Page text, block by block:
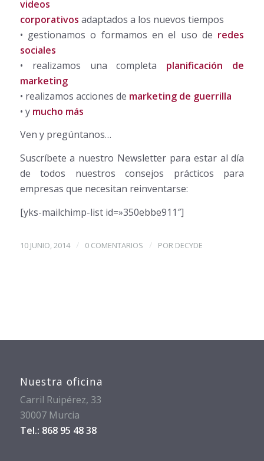
videos
corporativos adaptados a los nuevos tiempos
• gestionamos o formamos en el uso de redes
sociales
• realizamos una completa planificación de
marketing
• realizamos acciones de marketing de guerrilla
• y mucho más
Ven y pregúntanos…
Suscríbete a nuestro Newsletter para estar al día
de todos nuestros consejos prácticos para
empresas que necesitan reinventarse:
[yks-mailchimp-list id=»350ebbe911″]
10 JUNIO, 2014 / 0 COMENTARIOS / POR DECYDE
Nuestra oficina
Carril Ruipérez, 33
30007 Murcia
Tel.: 868 95 48 38